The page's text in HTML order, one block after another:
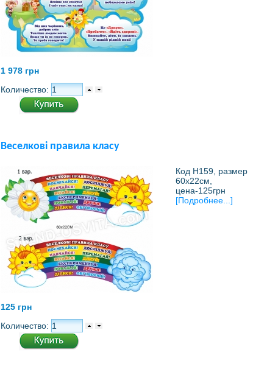
1 978 грн
Количество:
Веселкові правила класу
Код Н159, размер
60х22см,
цена-125грн
[Подробнее...]
125 грн
Количество: